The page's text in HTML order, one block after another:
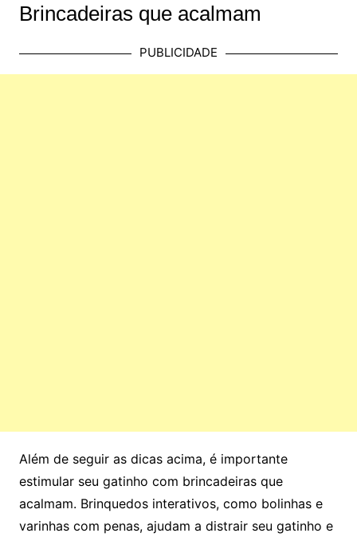
Brincadeiras que acalmam
PUBLICIDADE
Além de seguir as dicas acima, é importante
estimular seu gatinho com brincadeiras que
acalmam. Brinquedos interativos, como bolinhas e
varinhas com penas, ajudam a distrair seu gatinho e